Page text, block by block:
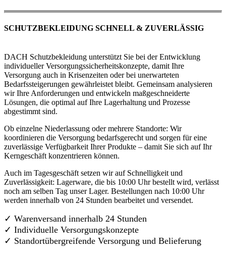
SCHUTZBEKLEIDUNG SCHNELL & ZUVERLÄSSIG
DACH Schutzbekleidung unterstützt Sie bei der Entwicklung
individueller Versorgungssicherheitskonzepte, damit Ihre
Versorgung auch in Krisenzeiten oder bei unerwarteten
Bedarfssteigerungen gewährleistet bleibt. Gemeinsam analysieren
wir Ihre Anforderungen und entwickeln maßgeschneiderte
Lösungen, die optimal auf Ihre Lagerhaltung und Prozesse
abgestimmt sind.
Ob einzelne Niederlassung oder mehrere Standorte: Wir
koordinieren die Versorgung bedarfsgerecht und sorgen für eine
zuverlässige Verfügbarkeit Ihrer Produkte – damit Sie sich auf Ihr
Kerngeschäft konzentrieren können.
Auch im Tagesgeschäft setzen wir auf Schnelligkeit und
Zuverlässigkeit: Lagerware, die bis 10:00 Uhr bestellt wird, verlässt
noch am selben Tag unser Lager. Bestellungen nach 10:00 Uhr
werden innerhalb von 24 Stunden bearbeitet und versendet.
✓ Warenversand innerhalb 24 Stunden
✓ Individuelle Versorgungskonzepte
✓ Standortübergreifende Versorgung und Belieferung